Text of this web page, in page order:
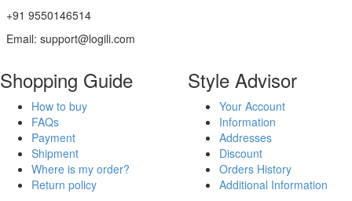
+91 9550146514
Email: support@logili.com
Shopping Guide
How to buy
FAQs
Payment
Shipment
Where is my order?
Return policy
Style Advisor
Your Account
Information
Addresses
Discount
Orders History
Additional Information